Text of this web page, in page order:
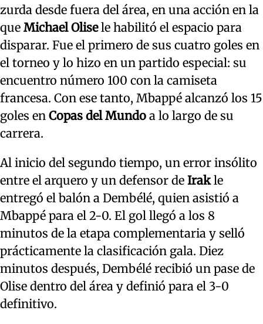
zurda desde fuera del área, en una acción en la
que Michael Olisele habilitó el espacio para
disparar. Fue el primero de sus cuatro goles en
el torneo y lo hizo en un partido especial: su
encuentro número 100 con la camiseta
francesa. Con ese tanto, Mbappé alcanzó los 15
goles en Copas del Mundo a lo largo de su
carrera.
Al inicio del segundo tiempo, un error insólito
entre el arquero y un defensor de Irakle
entregó el balón a Dembélé, quien asistió a
Mbappé para el 2-0. El gol llegó a los 8
minutos de la etapa complementaria y selló
prácticamente la clasificación gala. Diez
minutos después, Dembélé recibió un pase de
Olise dentro del área y definió para el 3-0
definitivo.